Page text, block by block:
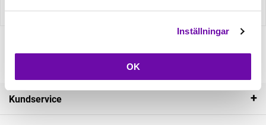
Inställningar
OK
Kundservice